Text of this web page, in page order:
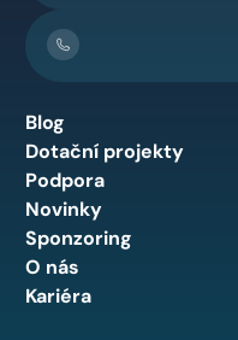
Blog
Dotační projekty
Podpora
Novinky
Sponzoring
O nás
Kariéra